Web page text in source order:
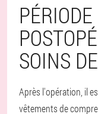
PÉRIODE
SOINS
Après l'opération, il
vêtements de